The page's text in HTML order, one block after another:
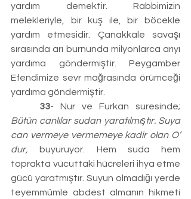
yardım demektir. Rabbimizin
melekleriyle, bir kuş ile, bir böcekle
yardım etmesidir. Çanakkale savaşı
sırasında arı burnunda milyonlarca arıyı
yardıma göndermiştir. Peygamber
Efendimize sevr mağrasında örümceği
yardıma göndermiştir.
	33
Bütün canlılar sudan yaratılmıştır. Suya
can vermeye vermemeye kadir olan O’
dur, buyuruyor. Hem suda hem
toprakta vücuttaki hücreleri ihya etme
gücü yaratmıştır. Suyun olmadığı yerde
teyemmümle abdest almanın hikmeti